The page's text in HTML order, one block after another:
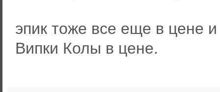
эпик тоже все еще в цене
Випки Колы в цене.